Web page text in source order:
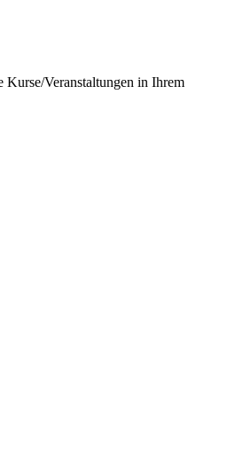
Kurse/Veranstaltungen in Ihrem